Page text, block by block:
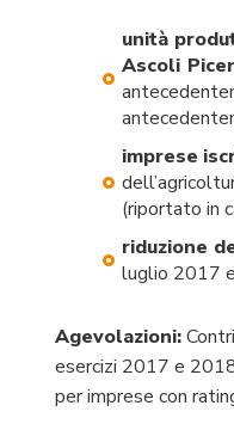
unità
Ascoli
imprese
(riportato in
riduzione
luglio 2017
Agevolazioni:
esercizi 2017 e
per imprese con